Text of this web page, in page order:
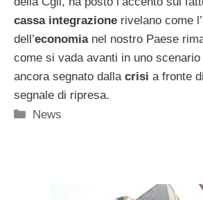
cassa integrazione rivelano come
dell’economianel nostro Paese
come si vada avanti in uno
ancora segnato dalla crisi a fronte
segnale di ripresa.
Categorie
News